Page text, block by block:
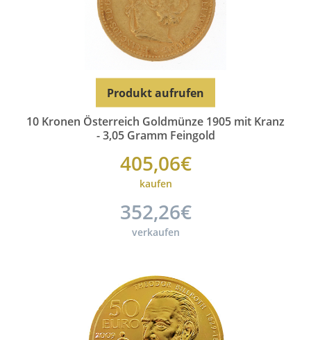
10 Kronen Österreich Goldmünze 1905 mit Kranz
- 3,05 Gramm Feingold
405,06€
kaufen
352,26€
verkaufen
Produkt aufrufen